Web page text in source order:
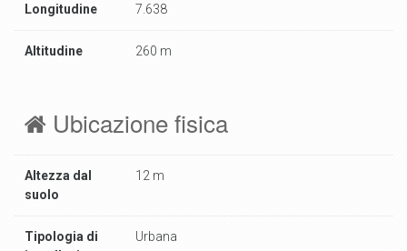
Longitudine 7.638
Altitudine 260 m
Ubicazione fisica
Altezza dal
suolo
12 m
Tipologia di
Urbana